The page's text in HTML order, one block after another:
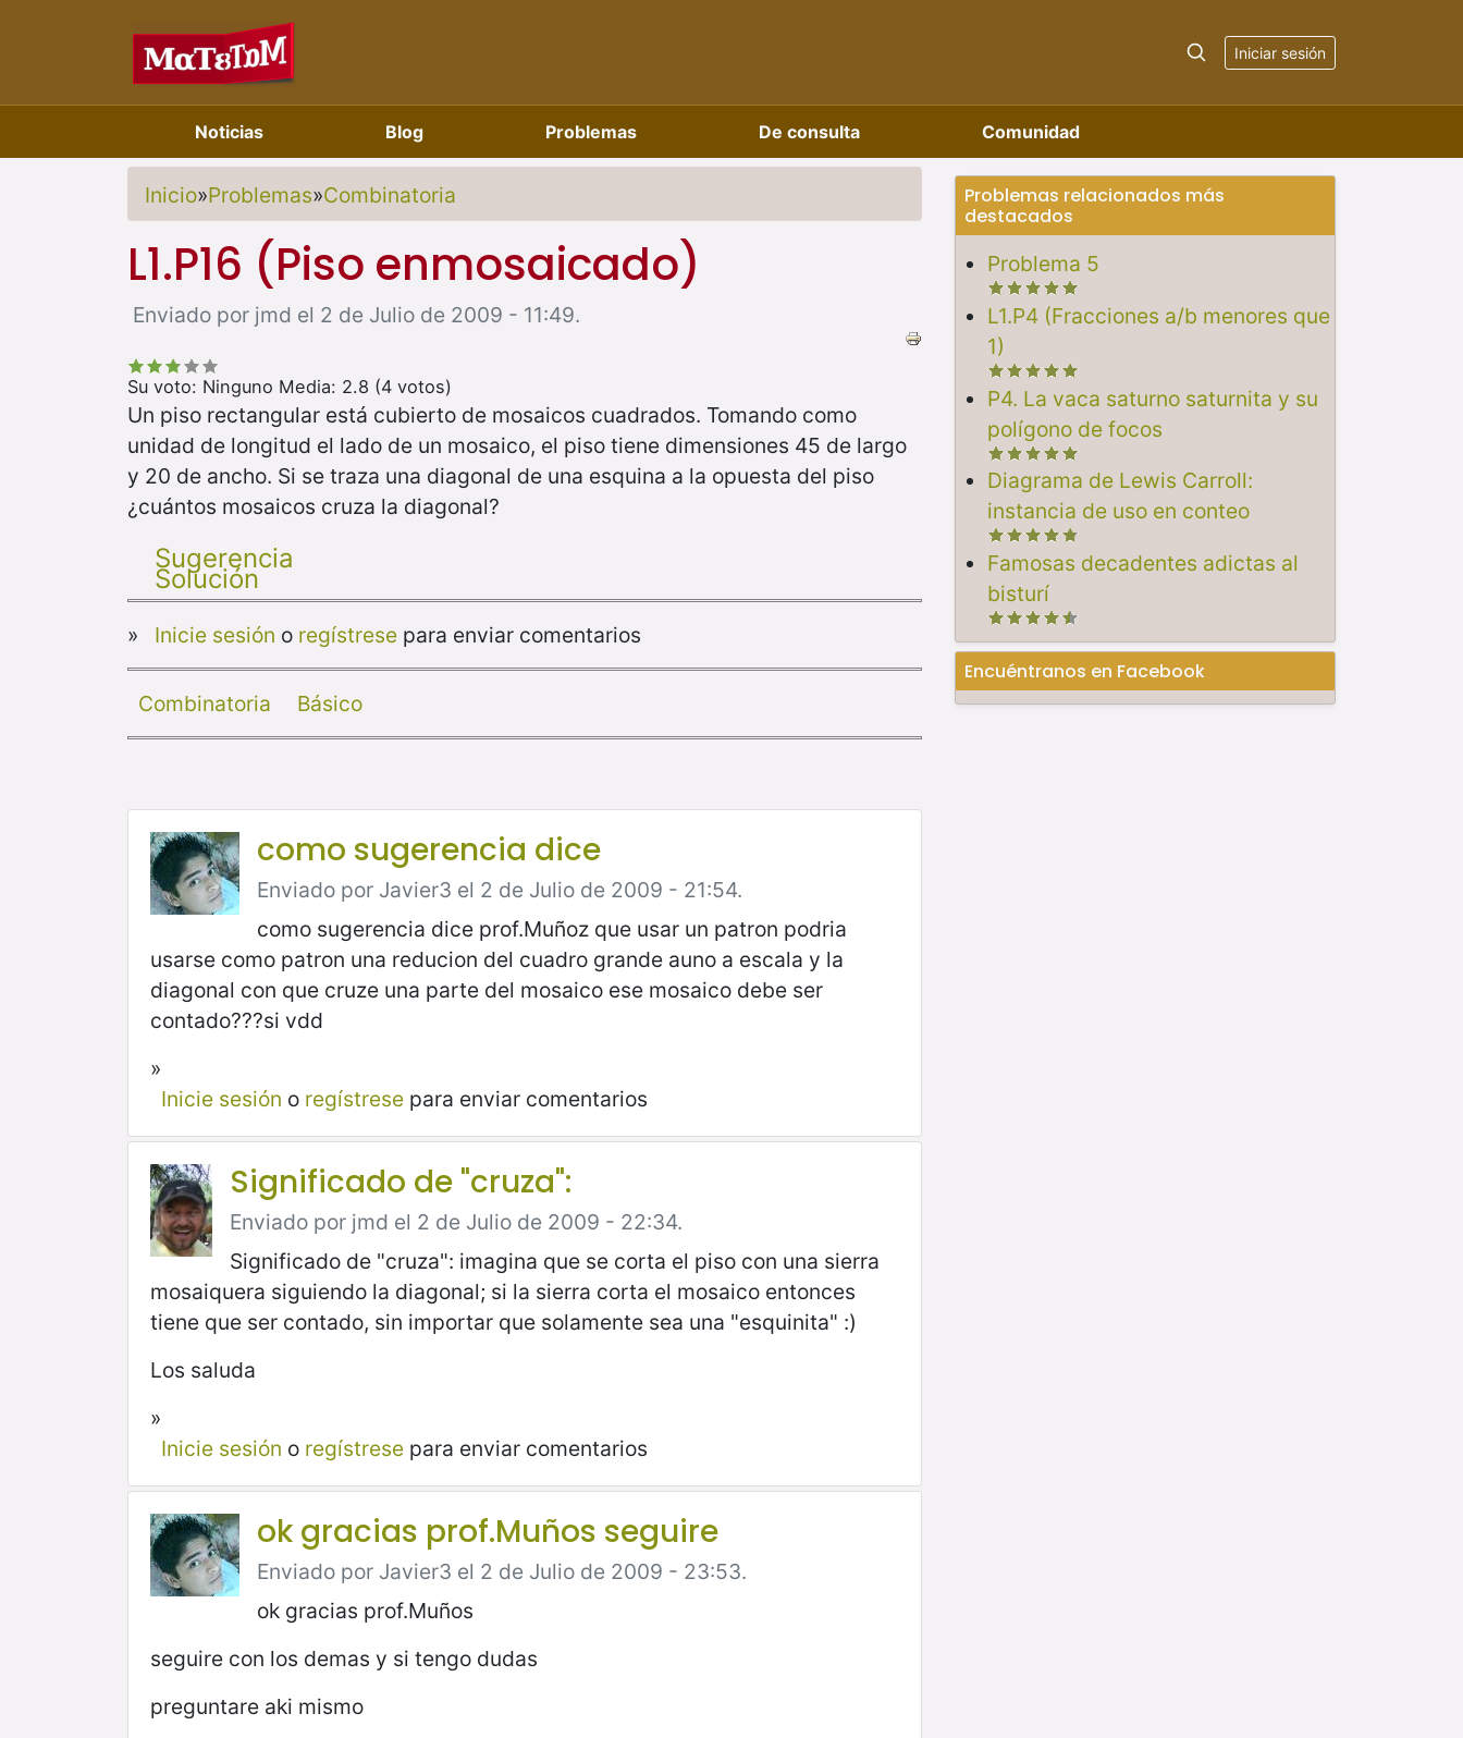
Iniciar sesión
Noticias Blog Problemas De consulta Comunidad
Inicio»Problemas»Combinatoria
L1.P16 (Piso enmosaicado)
Enviado por jmd el 2 de Julio de 2009 - 11:49.
Su voto: Ninguno Media: 2.8 (4 votos)
Un piso rectangular está cubierto de mosaicos cuadrados. Tomando como
unidad de longitud el lado de un mosaico, el piso tiene dimensiones 45 de largo
y 20 de ancho. Si se traza una diagonal de una esquina a la opuesta del piso
¿cuántos mosaicos cruza la diagonal?
Sugerencia
Solución
» Inicie sesión o regístresepara enviar comentarios
Combinatoria Básico
como sugerencia dice
Enviado por Javier3 el 2 de Julio de 2009 - 21:54.
como sugerencia dice prof.Muñoz que usar un patron podria
usarse como patron una reducion del cuadro grande auno a escala y la
diagonal con que cruze una parte del mosaico ese mosaico debe ser
contado???si vdd
»
Inicie sesión o regístresepara enviar comentarios
Significado de "cruza":
Enviado por jmd el 2 de Julio de 2009 - 22:34.
Significado de "cruza": imagina que se corta el piso con una sierra
mosaiquera siguiendo la diagonal; si la sierra corta el mosaico entonces
tiene que ser contado, sin importar que solamente sea una "esquinita" :)
Los saluda
»
Inicie sesión o regístresepara enviar comentarios
ok gracias prof.Muños seguire
Enviado por Javier3 el 2 de Julio de 2009 - 23:53.
ok gracias prof.Muños
seguire con los demas y si tengo dudas
preguntare aki mismo
Problemas relacionados más
destacados
Problema 5
L1.P4 (Fracciones a/b menores que
1)
P4. La vaca saturno saturnita y su
polígono de focos
Diagrama de Lewis Carroll:
instancia de uso en conteo
Famosas decadentes adictas al
bisturí
Encuéntranos en Facebook